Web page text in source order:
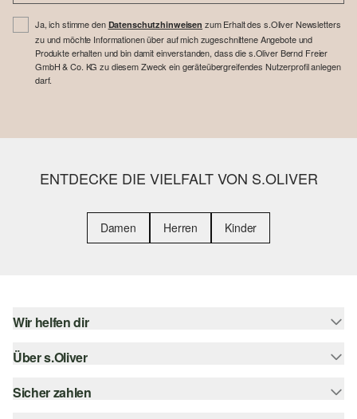
Ja, ich stimme den Datenschutzhinweisen zum Erhalt des s.Oliver Newsletters
zu und möchte Informationen über auf mich zugeschnittene Angebote und
Produkte erhalten und bin damit einverstanden, dass die s.Oliver Bernd Freier
GmbH & Co. KG zu diesem Zweck ein geräteübergreifendes Nutzerprofil anlegen
darf.
ENTDECKE DIE VIELFALT VON S.OLIVER
Damen Herren Kinder
Wir helfen dir
Hilfe & FAQ
Größenberatung
Über s.Oliver
s.Oliver Magazin
Sicher zahlen